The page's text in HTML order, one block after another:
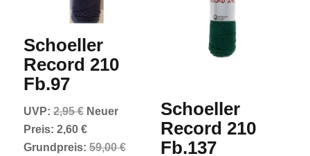
Schoeller
Record 210
Fb.97
UVP: 2,95€ Ursprünglicher
Preis
war:
Neuer
Preis: 2,60 €Aktueller
Preis
Grundpreis:59,00€
Schoeller
Record 210
Fb.137